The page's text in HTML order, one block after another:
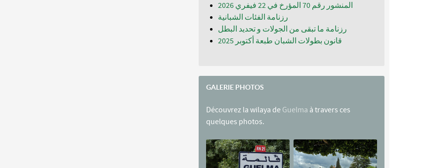
المنشور رقم 70 المؤرخ في 22 فيفري 2026
رزنامة الفئات الشبانية
رزنامة ما تبقى من الجولات و تحديد البطل
قانون بطولات الشبان طبعة أكتوبر 2025
GALERIE PHOTOS
Découvrez la wilaya de Guelma à travers ces
quelques photos.